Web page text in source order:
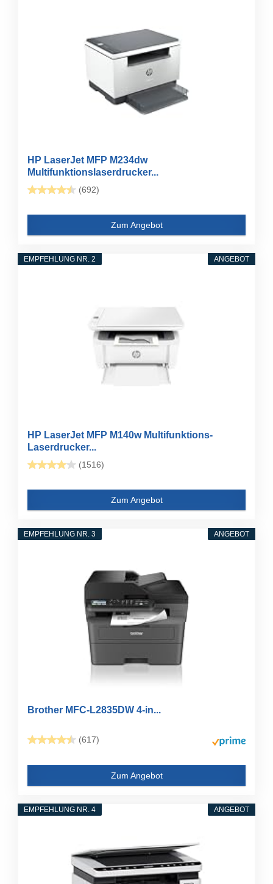
HP LaserJet MFP M234dw
Multifunktionslaserdrucker...
(692)
Zum Angebot
ANGEBOT
EMPFEHLUNG NR. 2
HP LaserJet MFP M140w Multifunktions-
Laserdrucker...
(1516)
Zum Angebot
ANGEBOT
EMPFEHLUNG NR. 3
Brother MFC-L2835DW 4-in...
(617)
Zum Angebot
ANGEBOT
EMPFEHLUNG NR. 4